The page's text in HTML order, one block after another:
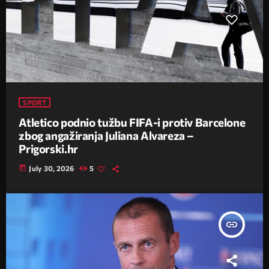
SPORT
Atletico podnio tužbu FIFA-i protiv Barcelone
zbog angažiranja Juliana Alvareza –
Prigorski.hr
today July 30, 2026 5
insert_link